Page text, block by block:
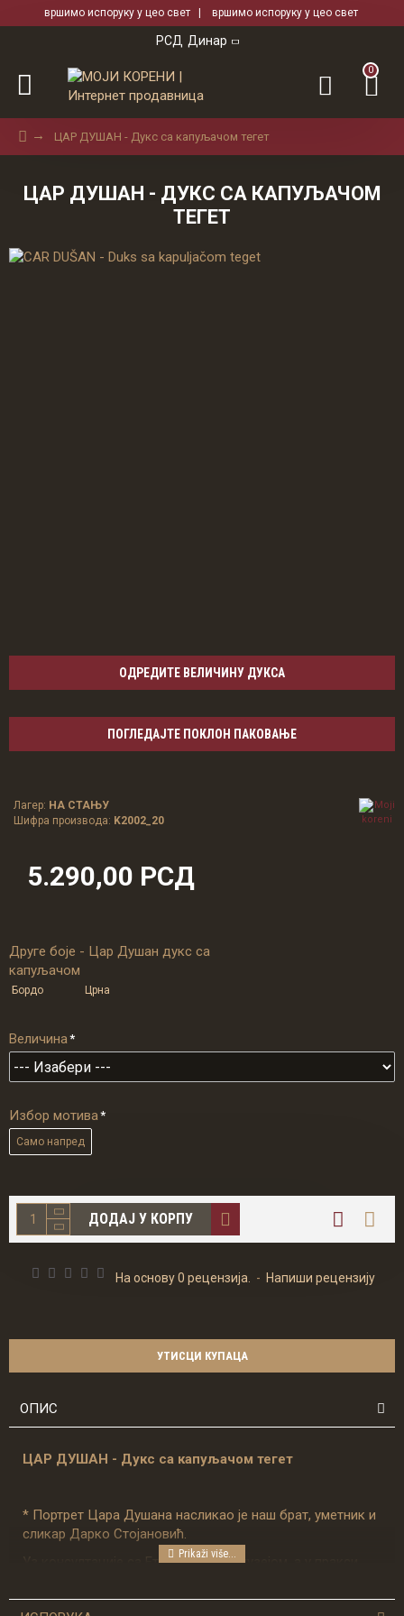
вршимо испоруку у цео свет | вршимо испоруку у цео свет
РСД Динар
0
ЦАР ДУШАН - Дукс са капуљачом тегет
ЦАР ДУШАН - ДУКС СА КАПУЉАЧОМ
ТЕГЕТ
ОДРЕДИТЕ ВЕЛИЧИНУ ДУКСА
ПОГЛЕДАЈТЕ ПОКЛОН ПАКОВАЊЕ
На основу 0 рецензија. - Напиши рецензију
5.290,00 РСД
Лагер: НА СТАЊУ
Шифра производа: K2002_20
Друге боје - Цар Душан дукс са
капуљачом
Бордо Црна
Величина
Избор мотива
Само напред
ДОДАЈ У КОРПУ
УТИСЦИ КУПАЦА
ОПИС
ЦАР ДУШАН - Дукс са капуљачом тегет
* Портрет Цара Душана насликао је наш брат, уметник и
сликар Дарко Стојановић.
Уз консултације са Етнографским музејом, а у пракси
Жељка Утвара, који је нас је несебично саветовао у